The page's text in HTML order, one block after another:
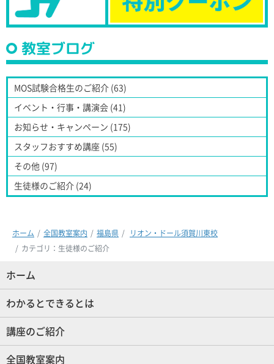
教室ブログ
MOS試験合格生のご紹介 (63)
イベント・行事・講演会 (41)
お知らせ・キャンペーン (175)
スタッフおすすめ講座 (55)
その他 (97)
生徒様のご紹介 (24)
ホーム 全国教室案内 福島県
リオン・ドール須賀川東校
カテゴリ：生徒様のご紹介
ホーム
わかるとできるとは
講座のご紹介
全国教室案内